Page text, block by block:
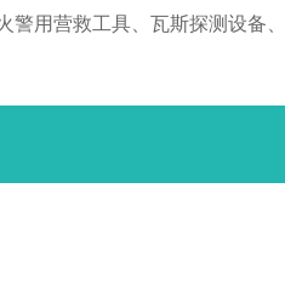
警用营救工具、瓦斯探测设备